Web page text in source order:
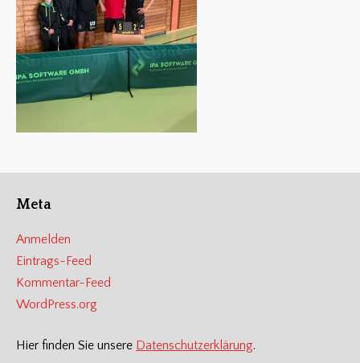
Meta
Anmelden
Eintrags-Feed
Kommentar-Feed
WordPress.org
Hier finden Sie unsere Datenschutzerklärung.